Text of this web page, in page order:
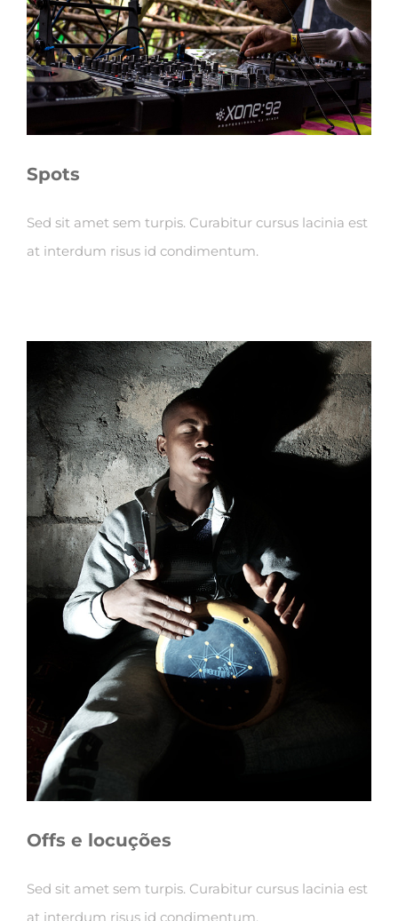
Spots
Sed sit amet sem turpis. Curabitur cursus lacinia est
at interdum risus id condimentum.
Offs e locuções
Sed sit amet sem turpis. Curabitur cursus lacinia est
at interdum risus id condimentum.